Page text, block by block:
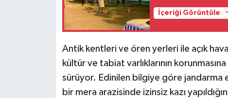
İçeriği Görüntüle
Antik kentleri ve ören yerleri ile açık
kültür ve tabiat varlıklarının
sürüyor. Edinilen bilgiye göre jandarma
bir mera arazisinde izinsiz kazı